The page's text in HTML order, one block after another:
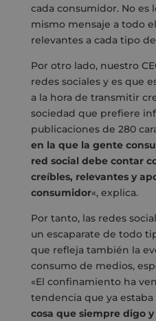
cada consumidor. No es
mismo mensaje a todo
relevantes a cada tipo
Por otro lado, nuestro
redes sociales y es que
a la hora de transmitir
sociedad que prefiere
publicaciones de 280
en la que la gente
red social debe contar
creíbles, relevantes y
consumidor«, explica.
Por tanto, las redes
un escaparate de todo
que refleja también la
consumo de medios,
«El confinamiento ha
tendencia que ya
cosa que siempre digo